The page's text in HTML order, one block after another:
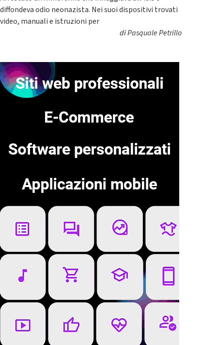
diffondeva odio neonazista. Nei suoi dispositivi trovati
video, manuali e istruzioni per
diPasquale Petrillo